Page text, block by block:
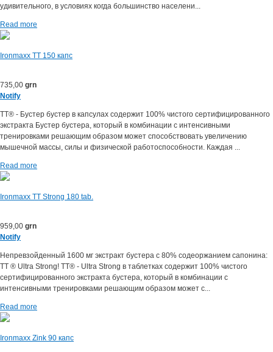
удивительного, в условиях когда большинство населени...
Read more
Ironmaxx TT 150 капс
735,00 grn
Notify
TT® - Бустер бустер в капсулах содержит 100% чистого сертифицированного
экстракта Бустер бустера, который в комбинации с интенсивными
тренировками решающим образом может способствовать увеличению
мышечной массы, силы и физической работоспособности. Каждая ...
Read more
Ironmaxx TT Strong 180 tab.
959,00 grn
Notify
Непревзойденный 1600 мг экстракт бустера с 80% содеоржанием сапонина:
TT ® Ultra Strong! TT® - Ultra Strong в таблетках содержит 100% чистого
сертифицированного экстракта бустера, который в комбинации с
интенсивными тренировками решающим образом может с...
Read more
Ironmaxx Zink 90 капс